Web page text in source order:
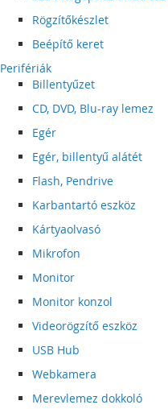
Rögzítőkészlet
Beépítő keret
Perifériák
Billentyűzet
CD, DVD, Blu-ray lemez
Egér
Egér, billentyű alátét
Flash, Pendrive
Karbantartó eszköz
Kártyaolvasó
Mikrofon
Monitor
Monitor konzol
Videorögzítő eszköz
USB Hub
Webkamera
Merevlemez dokkoló